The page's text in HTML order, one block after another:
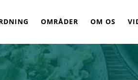
OMRÅDER OM OS